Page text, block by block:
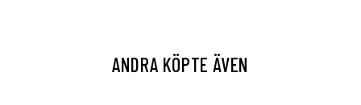
ANDRA KÖPTE ÄVEN